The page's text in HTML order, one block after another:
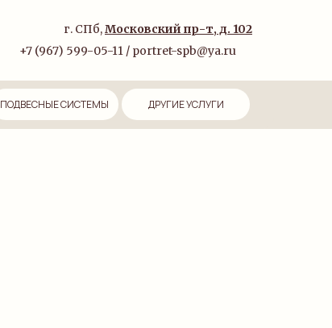
+7 (967) 599-05-11 / portret-spb@ya.ru
г. СПб,Московский пр-т, д. 102
ДРУГИЕ УСЛУГИ
ПОДВЕСНЫЕ СИСТЕМЫ